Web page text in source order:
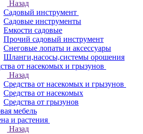
Назад
Садовый инструмент
Садовые инструменты
Емкости садовые
Прочий садовый инструмент
Снеговые лопаты и аксессуары
Шланги,насосы,системы орошения
от насекомых и грызунов
Назад
Средства от насекомых и грызунов
Средства от насекомых
Средства от грызунов
мебель
и растения
Назад